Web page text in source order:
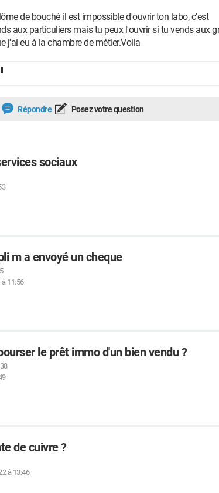
de bouché il est impossible d'ouvrir ton labo, c'est
aux particuliers mais tu peux l'ouvrir si tu vends aux
j'ai eu à la chambre de métier.Voila
Répondre Posez votre question
sociaux
m a envoyé un cheque
à 11:56
le prêt immo d'un bien vendu ?
de cuivre ?
à 13:46